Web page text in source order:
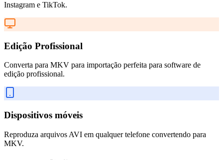
Instagram e TikTok.
Edição Profissional
Converta para MKV para importação perfeita para software de
edição profissional.
Dispositivos móveis
Reproduza arquivos AVI em qualquer telefone convertendo para
MKV.